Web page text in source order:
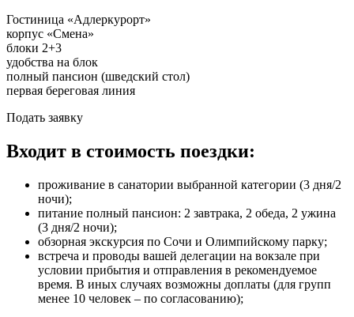
Гостиница «Адлеркурорт»
корпус «Смена»
блоки 2+3
удобства на блок
полный пансион (шведский стол)
первая береговая линия
Подать заявку
Входит в стоимость поездки:
проживание в санатории выбранной категории (3 дня/2
ночи);
питание полный пансион: 2 завтрака, 2 обеда, 2 ужина
(3 дня/2 ночи);
обзорная экскурсия по Сочи и Олимпийскому парку;
встреча и проводы вашей делегации на вокзале при
условии прибытия и отправления в рекомендуемое
время. В иных случаях возможны доплаты (для групп
менее 10 человек – по согласованию);